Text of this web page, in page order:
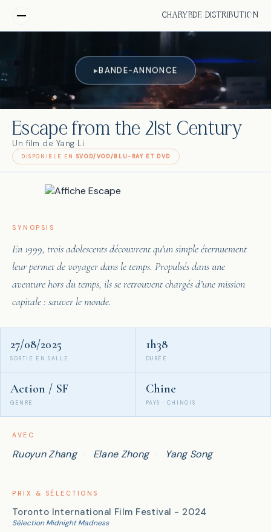
CHARYBDE DISTRIBUTION
▶BANDE-ANNONCE
Escape from the 21st Century
Un film de Yang Li
DISPONIBLE EN SVOD/VOD/BLU-RAY ET DVD
SYNOPSIS
En 1999, trois adolescents découvrent qu’un simple éternuement
leur permet de voyager dans le temps. Propulsés dans une
aventure hors du temps, ils se retrouvent chargés d’une mission
capitale : sauver le monde.
27/08/2025
SORTIE EN SALLE
1h38
DURÉE
Action / SF
GENRE
Chine
PAYS · CHINOIS
AVEC
Ruoyun Zhang · Elane Zhong · Yang Song
PRIX & SÉLECTIONS
Toronto International Film Festival - 2024
Sélection Midnight Madness